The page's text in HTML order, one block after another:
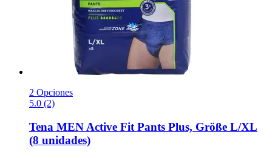
2 Opciones
5.0 (2)
Tena MEN Active Fit Pants Plus, Größe L/XL
(8 unidades)